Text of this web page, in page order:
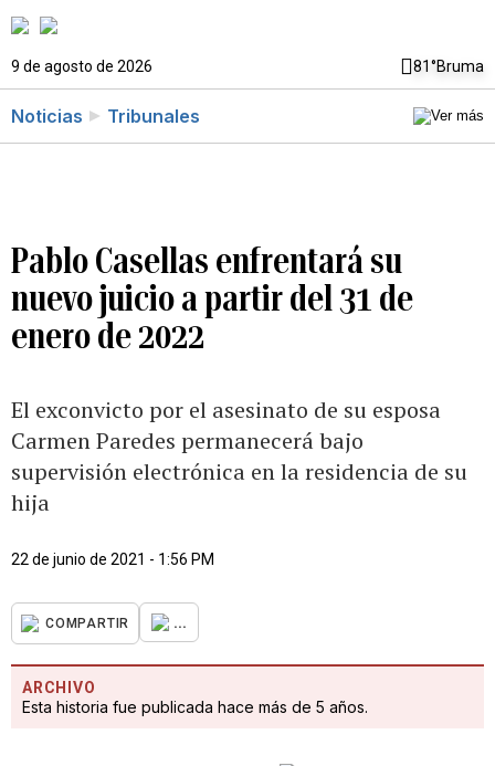
9 de agosto de 2026 81°Bruma
Noticias Tribunales
Pablo Casellas enfrentará su
nuevo juicio a partir del 31 de
enero de 2022
El exconvicto por el asesinato de su esposa
Carmen Paredes permanecerá bajo
supervisión electrónica en la residencia de su
hija
22 de junio de 2021 - 1:56 PM
COMPARTIR ...
ARCHIVO
Esta historia fue publicada hace más de 5 años.